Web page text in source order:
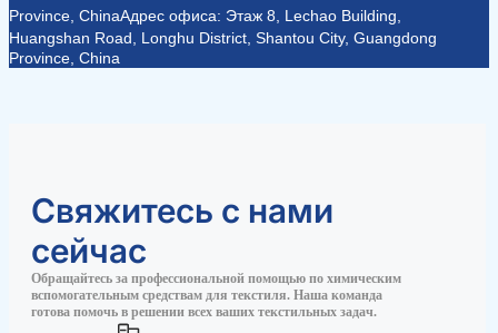
Province, ChinaАдрес офиса: Этаж 8, Lechao Building,
Huangshan Road, Longhu District, Shantou City, Guangdong
Province, China
Свяжитесь с нами
сейчас
Обращайтесь за профессиональной помощью по химическим
вспомогательным средствам для текстиля. Наша команда
готова помочь в решении всех ваших текстильных задач.